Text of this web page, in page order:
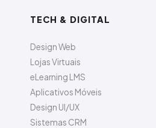
TECH & DIGITAL
Design Web
Lojas Virtuais
eLearning LMS
Aplicativos Móveis
Design UI/UX
Sistemas CRM